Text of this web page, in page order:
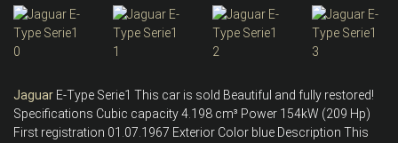
Jaguar E-Type Serie1 This car is sold Beautiful and fully restored!
Specifications Cubic capacity 4.198 cm³ Power 154kW (209 Hp)
First registration 01.07.1967 Exterior Color blue Description This